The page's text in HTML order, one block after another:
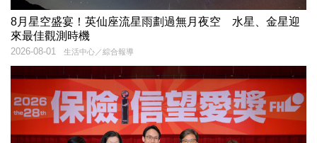
8月星空盛宴！英仙座流星雨劃過無月夜空 水星、金星迎
來最佳觀測時機
生活中心／綜合報導
2026-08-01